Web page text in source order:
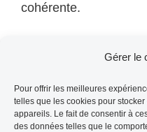
Gérer le
Pour offrir les meilleures
telles que les cookies pour
appareils. Le fait de consentir à
des données telles que le
cohérente.
Le corporate avis
groupes ? R: Il est
les PME. Les grands